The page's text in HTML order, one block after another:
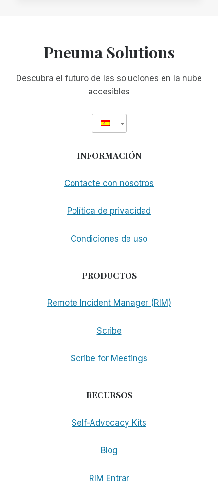
Pneuma Solutions
Descubra el futuro de las soluciones en la nube
accesibles
INFORMACIÓN
Contacte con nosotros
Política de privacidad
Condiciones de uso
PRODUCTOS
Remote Incident Manager (RIM)
Scribe
Scribe for Meetings
RECURSOS
Self-Advocacy Kits
Blog
RIM Entrar